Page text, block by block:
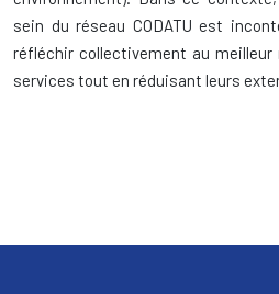
sein du réseau CODATU est
réfléchir collectivement au
services tout en réduisant leurs